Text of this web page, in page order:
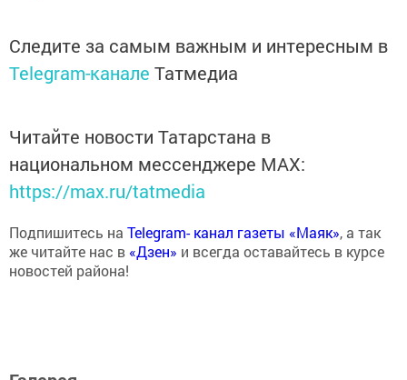
Следите за самым важным и интересным в
Telegram-канале Татмедиа
Читайте новости Татарстана в
национальном мессенджере MАХ:
https://max.ru/tatmedia
Подпишитесь на Telegram- канал газеты «Маяк», а так
же читайте нас в «Дзен» и всегда оставайтесь в курсе
новостей района!